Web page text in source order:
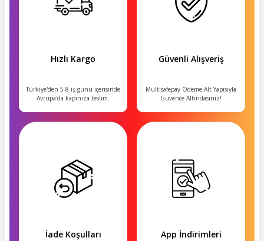
Hızlı Kargo
Türkiye'den 5-8 iş günü içerisinde
Avrupa'da kapınıza teslim.
Güvenli Alışveriş
Multisafepay Ödeme Alt Yapısıyla
Güvence Altındasınız!
İade Koşulları App İndirimleri